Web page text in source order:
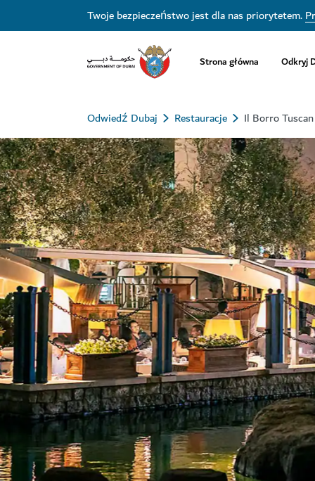
Twoje bezpieczeństwo jest dla nas priorytetem.
Strona główna Odkryj
Odwiedź Dubaj Restauracje Il Borro